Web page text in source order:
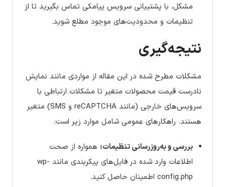
مشکل، با پشتیبانی سرویس پیامکی تماس بگیرید تا از
تنظیمات و محدودیت‌های موجود مطلع شوید.
نتیجه‌گیری
مشکلات مطرح شده در این مقاله از مواردی مانند نمایش
نادرست قیمت محصولات متغیر تا مشکلات ارتباطی با
سرویس‌های خارجی (مانند reCAPTCHA و SMS) متغیر
هستند. راهکارهای عمومی شامل موارد زیر است:
بررسی و به‌روزرسانی تنظیمات: همواره از صحت
اطلاعات وارد شده در فایل‌های پیکربندی مانند wp-
config.php اطمینان حاصل کنید.